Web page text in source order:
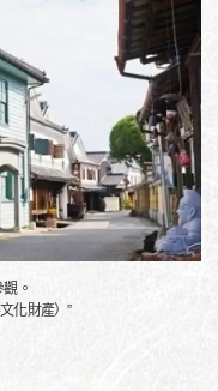
。
化財產）”